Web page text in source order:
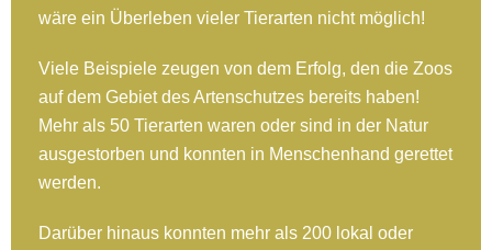
wäre ein Überleben vieler Tierarten nicht möglich!
Viele Beispiele zeugen von dem Erfolg, den die Zoos
auf dem Gebiet des Artenschutzes bereits haben!
Mehr als 50 Tierarten waren oder sind in der Natur
ausgestorben und konnten in Menschenhand gerettet
werden.
Darüber hinaus konnten mehr als 200 lokal oder